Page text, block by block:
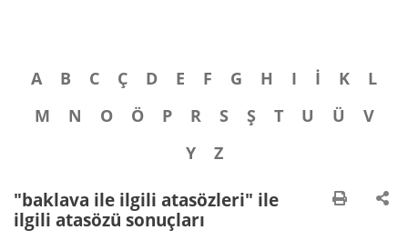
A B C Ç D E F G H I İ K
L
M
N O Ö P R S Ş T U Ü
V
Y
Z
"baklava ile ilgili atasözleri" ile
ilgili atasözü sonuçları